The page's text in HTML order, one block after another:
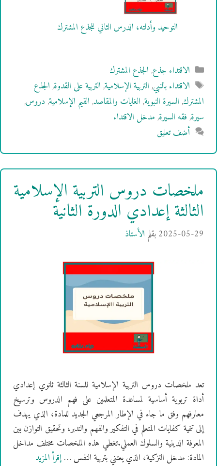
التوحيد وأدلته، الدرس الثاني للجذع المشترك
التصنيفات
الاقتداء جذع,الجذع المشترك
الوسوم
الاقتداء بالنبي,التربية الإسلامية,التربية على القدوة,الجذع
المشترك,السيرة النبوية,الغايات والمقاصد,القيم الإسلامية,دروس,
سيرة,فقه السيرة,مدخل الاقتداء
أضف تعليق
ملخصات دروس التربية الإسلامية
الثالثة إعدادي الدورة الثانية
2025-05-29بقلم الأستاذ
تعد ملخصات دروس التربية الإسلامية للسنة الثالثة ثانوي إعدادي
أداة تربوية أساسية لمساعدة المتعلمين على فهم الدروس وترسيخ
معارفهم وفق ما جاء في الإطار المرجعي الجديد للمادة، الذي يهدف
إلى تنمية كفايات المتعلم في التفكير والفهم والتدبر، وتحقيق التوازن بين
المعرفة الدينية والسلوك العملي.تغطي هذه الملخصات مختلف مداخل
المادة: مدخل التزكية، الذي يعتني بتربية النفس …إقرأ المزيد